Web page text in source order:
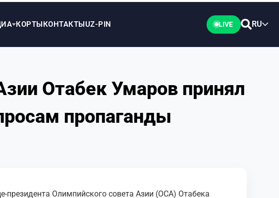
КОРТЫКОНТАКТЫUZ-PIN LIVE RU
Отабек Умаров принял
пропаганды
президента Олимпийского совета Азии (ОСА) Отабека